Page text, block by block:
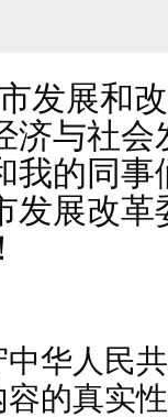
发展和
济与社
我的同
发展改革
中华人民
的真实